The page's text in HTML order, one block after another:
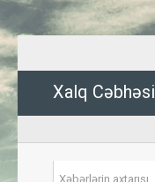
Xalq Cəbhəsi